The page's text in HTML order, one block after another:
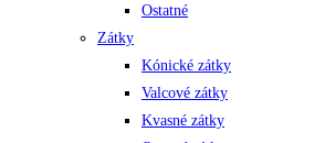
Ostatné
Zátky
Kónické zátky
Valcové zátky
Kvasné zátky